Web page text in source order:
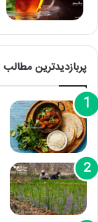
پربازدیدترین مطالب